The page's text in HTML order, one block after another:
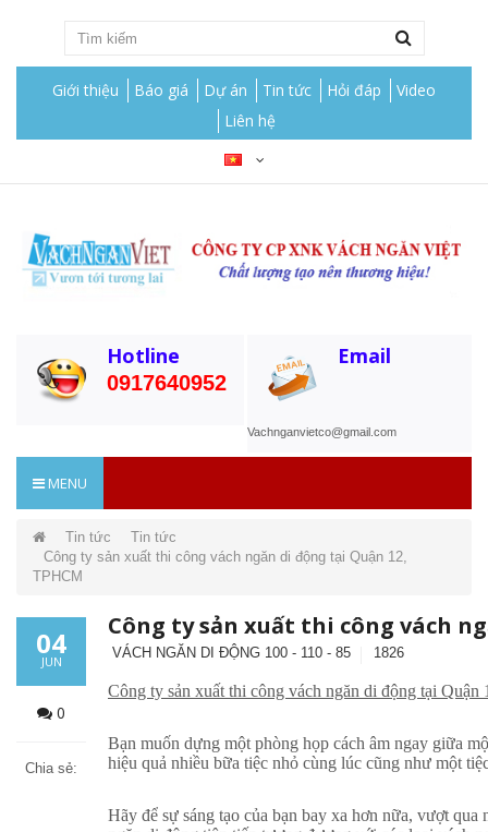
Giới thiệu Báo giá Dự án Tin tức Hỏi đáp
Video
Liên hệ
Hotline
0917640952
Email
Vachnganvietco@gmail.com
MENU
Tin tức
Tin tức
Công ty sản xuất thi công vách ngăn di động tại Quận 12,
TPHCM
04
JUN
0
Chia sẻ:
Công ty sản xuất thi công vách
VÁCH NGĂN DI ĐỘNG 100 - 110 - 85 1826
Công ty sản xuất thi công vách ngăn di động tại
Bạn muốn dựng một phòng họp cách âm ngay giữa
hiệu quả nhiều bữa tiệc nhỏ cùng lúc cũng như một
Hãy để sự sáng tạo của bạn bay xa hơn nữa, vượt